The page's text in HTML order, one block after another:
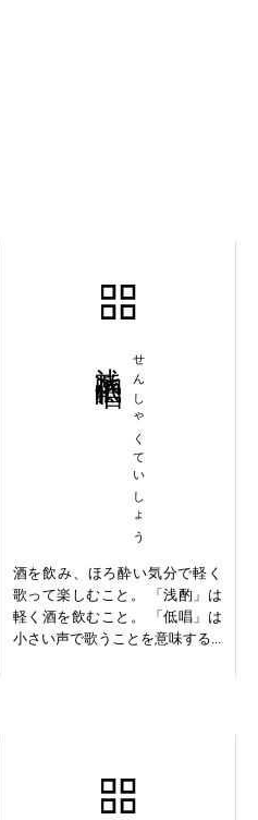
せんしゃくていしょう
酒を飲み、ほろ酔い気分で軽く
歌って楽しむこと。 「浅酌」は
軽く酒を飲むこと。 「低唱」は
小さい声で歌うことを意味する...